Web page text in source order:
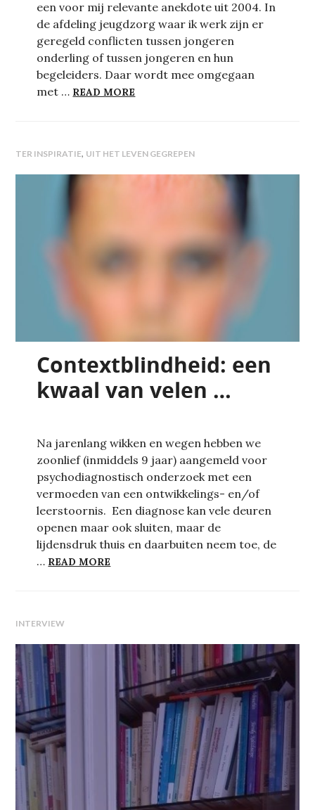
een voor mij relevante anekdote uit 2004. In
de afdeling jeugdzorg waar ik werk zijn er
geregeld conflicten tussen jongeren
onderling of tussen jongeren en hun
begeleiders. Daar wordt mee omgegaan
met … READ MORE
TER INSPIRATIE, UIT HET LEVEN GEGREPEN
Contextblindheid: een
kwaal van velen …
Na jarenlang wikken en wegen hebben we
zoonlief (inmiddels 9 jaar) aangemeld voor
psychodiagnostisch onderzoek met een
vermoeden van een ontwikkelings- en/of
leerstoornis. Een diagnose kan vele deuren
openen maar ook sluiten, maar de
lijdensdruk thuis en daarbuiten neem toe, de
… READ MORE
INTERVIEW